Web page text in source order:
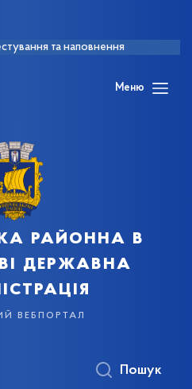
та наповнення
Меню
районна в
державна
вебпортал
Пошук